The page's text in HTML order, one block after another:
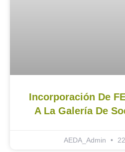
Incorporación De
A La Galería De
AEDA_Admin